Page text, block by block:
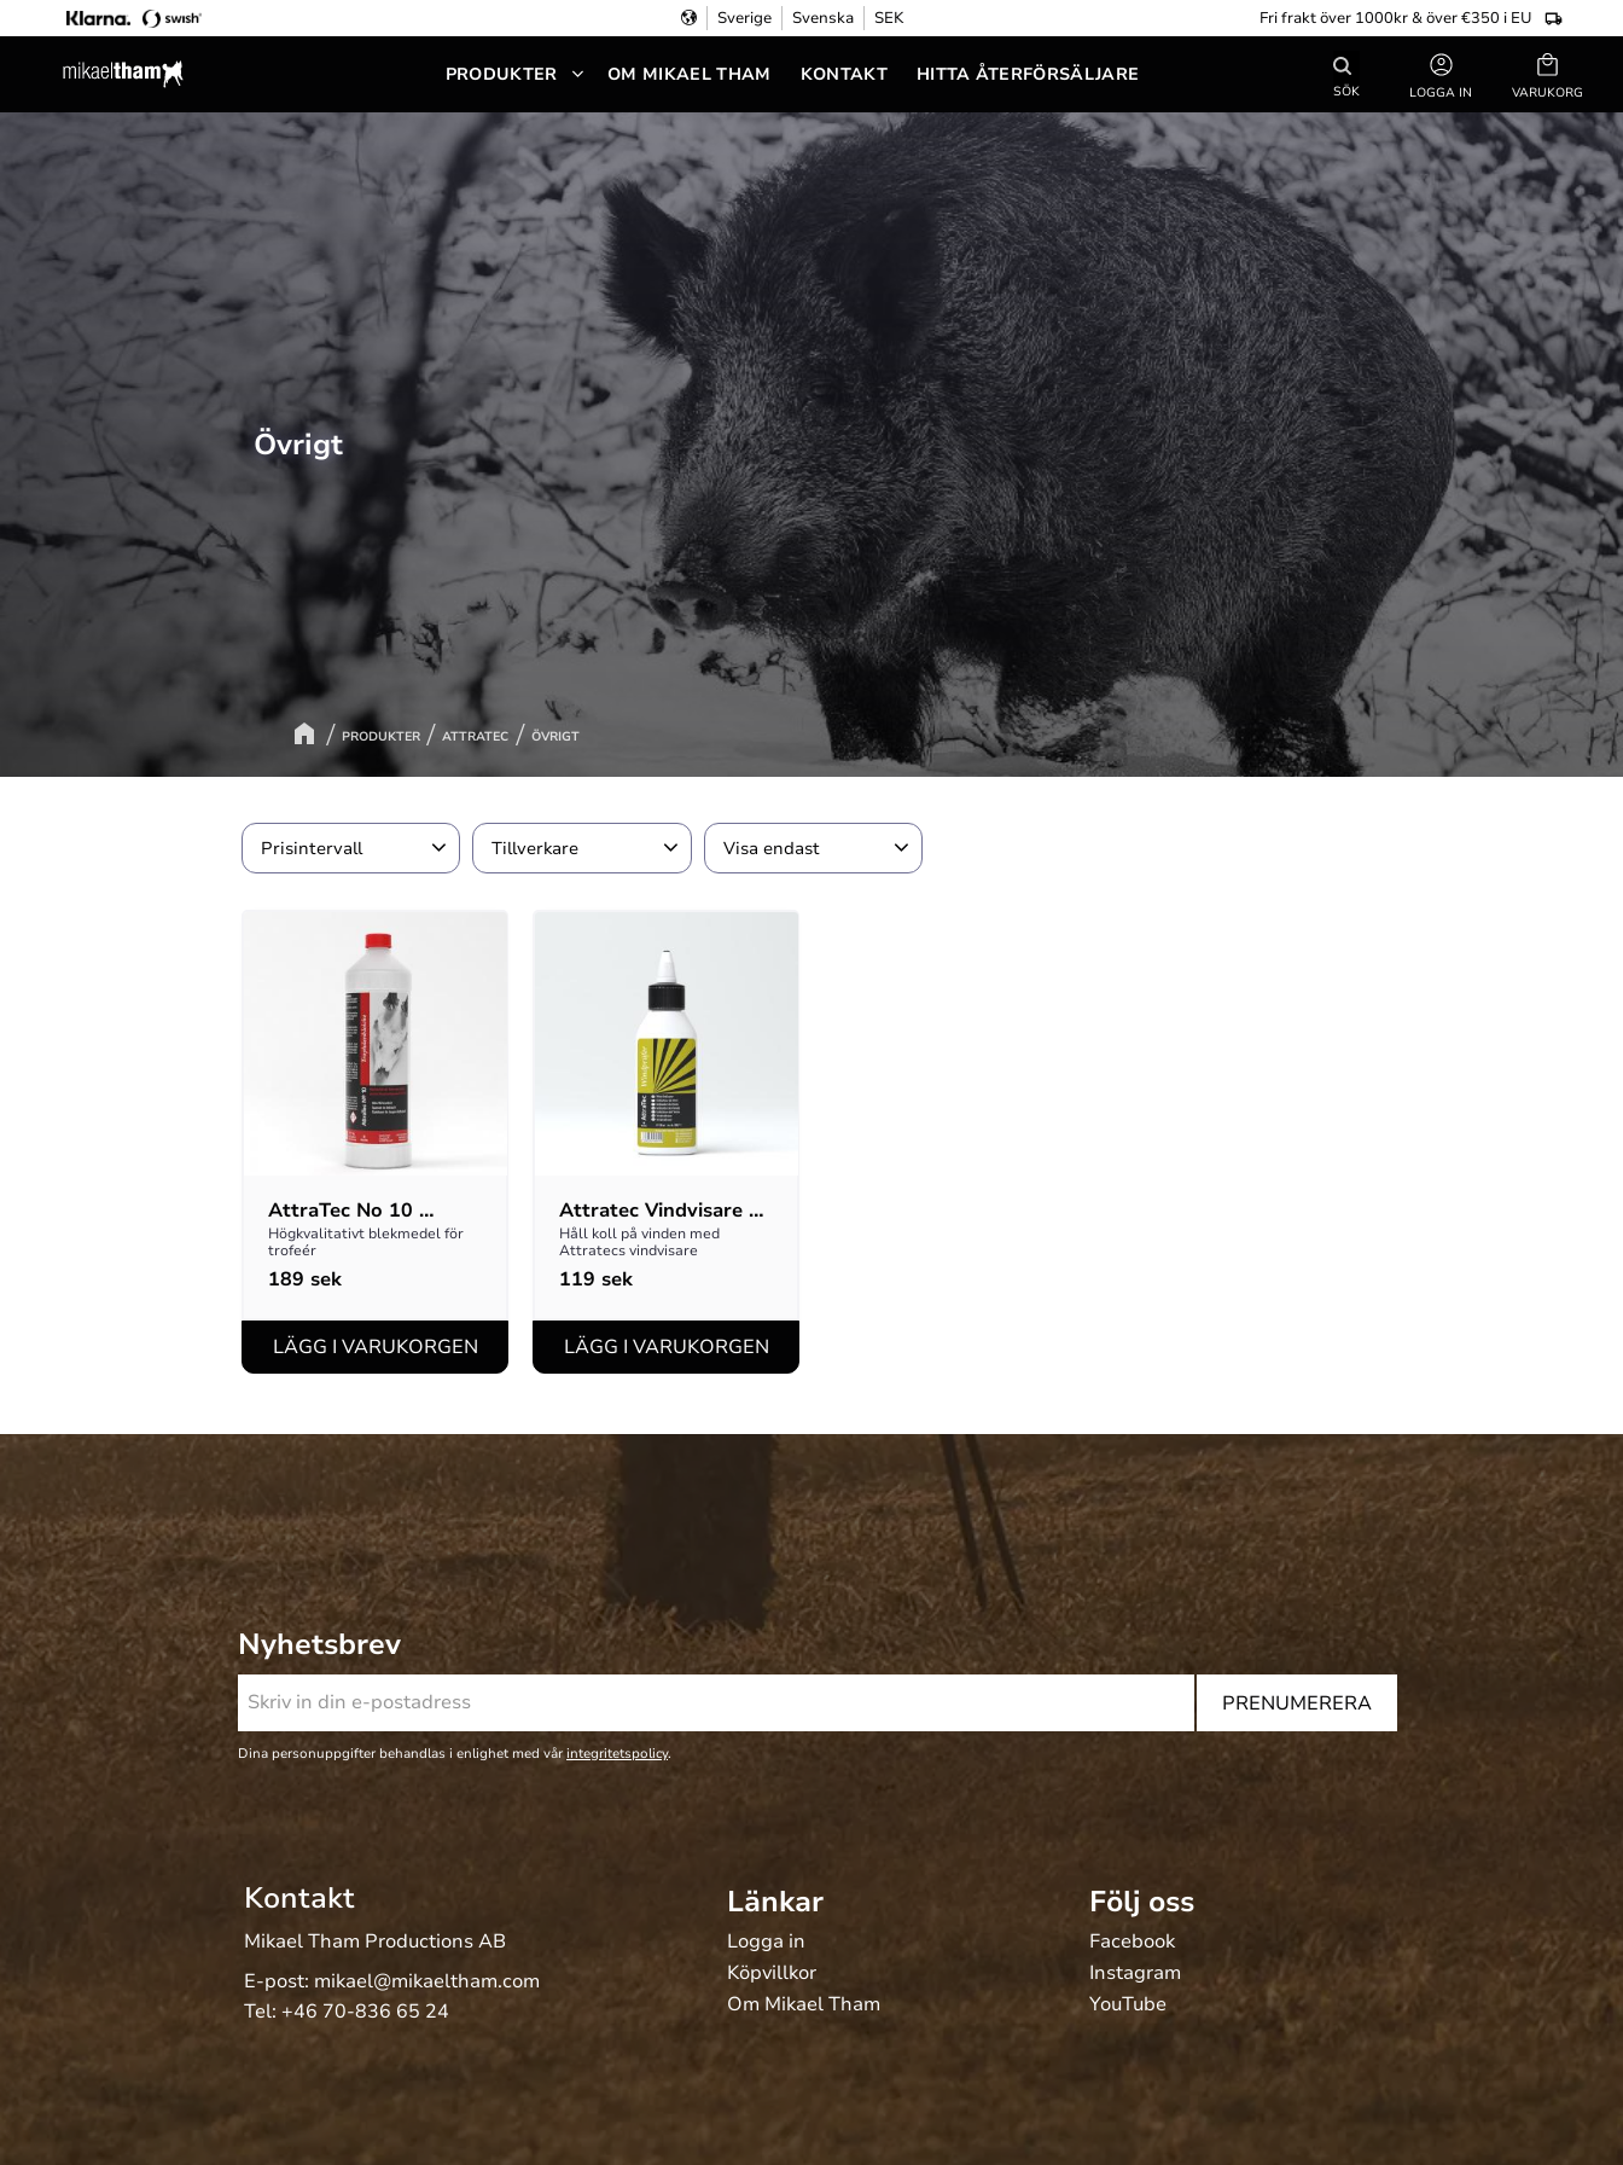
Sverige Svenska SEK Fri frakt över 1000kr & över €350 i EU
SÖK
PRODUKTER OM MIKAEL THAM KONTAKT HITTA ÅTERFÖRSÄLJARE
LOGGA IN
Kundvagn
PRODUKTER ATTRATEC ÖVRIGT
Övrigt
Prisintervall Tillverkare Visa endast
AttraTec No 10
Troféblekning
Högkvalitativt blekmedel för
trofeér
189 sek
Attratec Vindvisare
100ml
Håll koll på vinden med
Attratecs vindvisare
119 sek
Nyhetsbrev
PRENUMERERA
Dina personuppgifter behandlas i enlighet med vårintegritetspolicy.
Kontakt
Mikael Tham Productions AB
E-post: mikael@mikaeltham.com
Tel: +46 70-836 65 24
Länkar
Logga in
Köpvillkor
Om Mikael Tham
Följ oss
Facebook
Instagram
YouTube